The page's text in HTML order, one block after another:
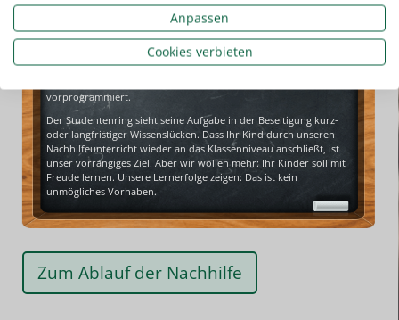
Unsere Lehrkräfte sind für die Schülernachhilfe bestens geeignet.
Es sind Studentinnen und Studenten. Sie sind motiviert, kennen
den Lernstoff und verfügen über sicheren Umgang mit jungen
vorprogrammiert.
Der Studentenring sieht seine Aufgabe in der Beseitigung kurz-
oder langfristiger Wissenslücken. Dass Ihr Kind durch unseren
Nachhilfeunterrichtwieder an das Klassenniveau anschließt, ist
unser vorrangiges Ziel. Aber wir wollen mehr: Ihr Kinder soll mit
Freude lernen. Unsere Lernerfolgezeigen: Das ist kein
unmögliches Vorhaben.
Zum Ablauf der Nachhilfe
Anpassen
Cookies verbieten